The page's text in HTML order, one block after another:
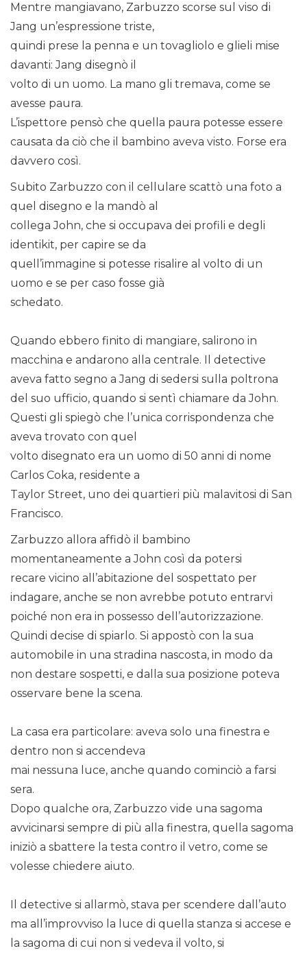
Mentre mangiavano, Zarbuzzo scorse sul viso di
Jang un’espressione triste,
quindi prese la penna e un tovagliolo e glieli mise
davanti: Jang disegnò il
volto di un uomo. La mano gli tremava, come se
avesse paura.
L’ispettore pensò che quella paura potesse essere
causata da ciò che il bambino aveva visto. Forse era
davvero così.
Subito Zarbuzzo con il cellulare scattò una foto a
quel disegno e la mandò al
collega John, che si occupava dei profili e degli
identikit, per capire se da
quell’immagine si potesse risalire al volto di un
uomo e se per caso fosse già
schedato.
Quando ebbero finito di mangiare, salirono in
macchina e andarono alla centrale. Il detective
aveva fatto segno a Jang di sedersi sulla poltrona
del suo ufficio, quando si sentì chiamare da John.
Questi gli spiegò che l’unica corrispondenza che
aveva trovato con quel
volto disegnato era un uomo di 50 anni di nome
Carlos Coka, residente a
Taylor Street, uno dei quartieri più malavitosi di San
Francisco.
Zarbuzzo allora affidò il bambino
momentaneamente a John così da potersi
recare vicino all’abitazione del sospettato per
indagare, anche se non avrebbe potuto entrarvi
poiché non era in possesso dell’autorizzazione.
Quindi decise di spiarlo. Si appostò con la sua
automobile in una stradina nascosta, in modo da
non destare sospetti, e dalla sua posizione poteva
osservare bene la scena.
La casa era particolare: aveva solo una finestra e
dentro non si accendeva
mai nessuna luce, anche quando cominciò a farsi
sera.
Dopo qualche ora, Zarbuzzo vide una sagoma
avvicinarsi sempre di più alla finestra, quella sagoma
iniziò a sbattere la testa contro il vetro, come se
volesse chiedere aiuto.
Il detective si allarmò, stava per scendere dall’auto
ma all’improvviso la luce di quella stanza si accese e
la sagoma di cui non si vedeva il volto, si